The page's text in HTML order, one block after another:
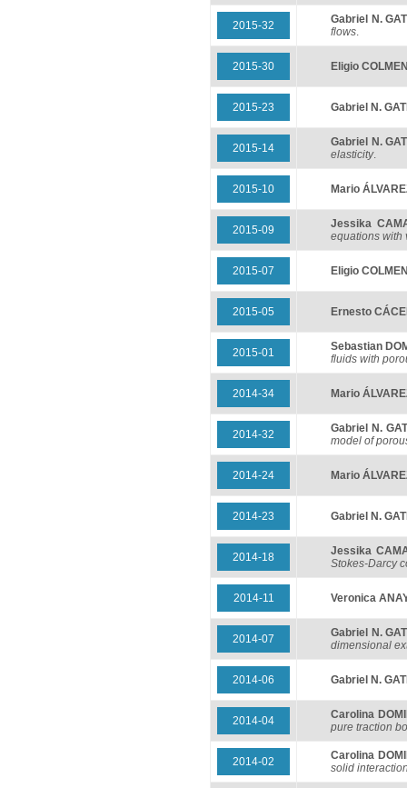
2015-32
Gabriel N.
flows.
2015-30 Eligio
2015-23 Gabriel N.
2015-14
Gabriel N.
elasticity.
2015-10 Mario
2015-09
Jessika
equations with
2015-07 Eligio
2015-05 Ernesto
2015-01
Sebastian
fluids with
2014-34 Mario
2014-32
Gabriel N.
model of
2014-24 Mario
2014-23 Gabriel N.
2014-18
Jessika
Stokes-Darcy
2014-11 Veronica
2014-07
Gabriel N.
dimensional
2014-06 Gabriel N.
2014-04
Carolina
pure traction
2014-02
Carolina
solid